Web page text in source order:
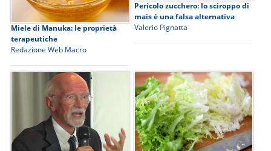
Miele di Manuka: le proprietà
terapeutiche
Redazione Web Macro
Pericolo zucchero: lo sciroppo di
mais è una falsa alternativa
Valerio Pignatta